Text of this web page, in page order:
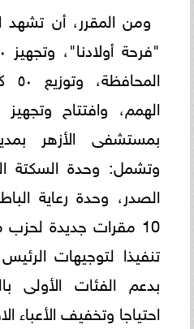
ومن المقرر، أن تشهد
الهمم، وافتتاح
بمستشفى الأزهر
وتشمل: وحدة السكتة
الصدر، وحدة رعاية
10 مقرات جديدة
تنفيذا لتوجيهات
بدعم الفئات الأولى
احتياجا وتخفيف الأعباء